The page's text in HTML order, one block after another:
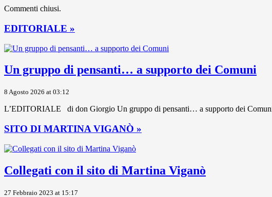
Commenti chiusi.
EDITORIALE »
Un gruppo di pensanti… a supporto dei Comuni
8 Agosto 2026 at 03:12
L’EDITORIALE di don Giorgio Un gruppo di pensanti… a supporto dei
SITO DI MARTINA VIGANÒ »
Collegati con il sito di Martina Viganò
27 Febbraio 2023 at 15:17